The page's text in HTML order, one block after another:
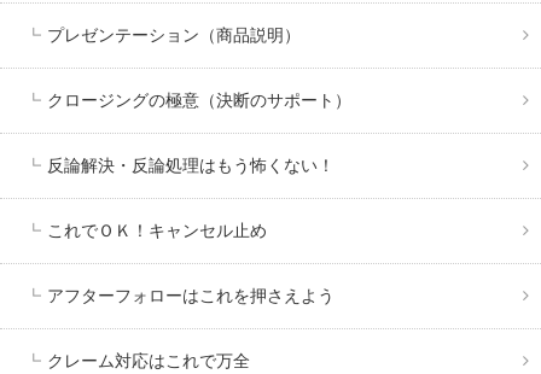
プレゼンテーション（商品説明）
クロージングの極意（決断のサポート）
反論解決・反論処理はもう怖くない！
これでＯＫ！キャンセル止め
アフターフォローはこれを押さえよう
クレーム対応はこれで万全